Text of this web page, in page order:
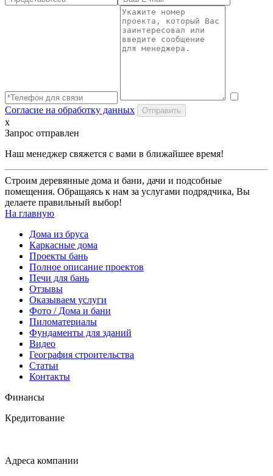
Согласие на обработку данных
x
Запрос отправлен
Наш менеджер свяжется с вами в ближайшее время!
Строим деревянные дома и бани, дачи и подсобные
помещения. Обращаясь к нам за услугами подрядчика, Вы
делаете правильный выбор!
На главную
Дома из бруса
Каркасные дома
Проекты бань
Полное описание проектов
Печи для бань
Отзывы
Оказываем услуги
Фото / Дома и бани
Пиломатериалы
Фундаменты для зданий
Видео
География строительства
Статьи
Контакты
Финансы
Кредитование
Адреса компании